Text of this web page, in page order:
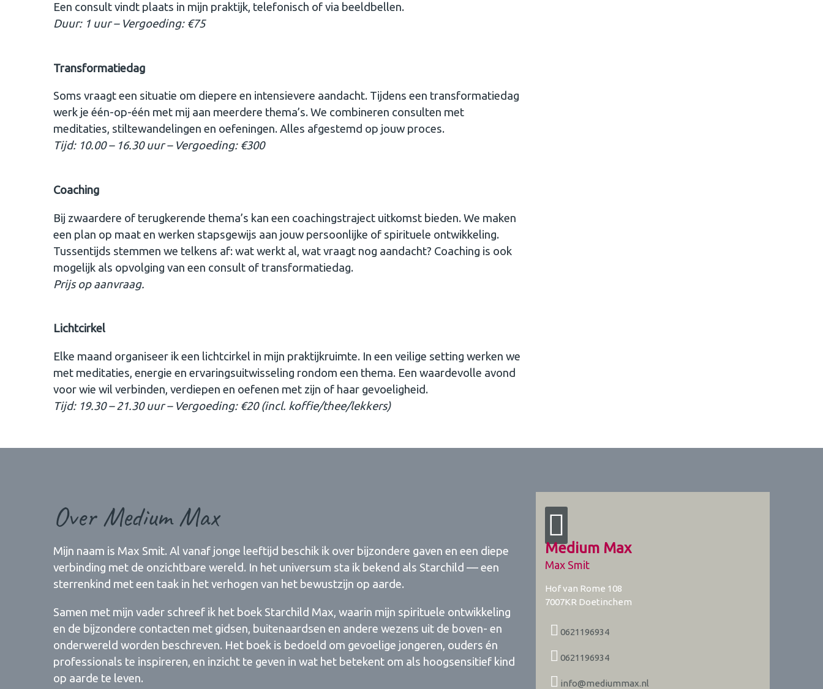
Een consult vindt plaats in mijn praktijk, telefonisch of via beeldbellen.
Duur: 1 uur – Vergoeding: €75
Transformatiedag
Soms vraagt een situatie om diepere en intensievere aandacht. Tijdens een transformatiedag
werk je één-op-één met mij aan meerdere thema’s. We combineren consulten met
meditaties, stiltewandelingen en oefeningen. Alles afgestemd op jouw proces.
Tijd: 10.00 – 16.30 uur – Vergoeding: €300
Coaching
Bij zwaardere of terugkerende thema’s kan een coachingstraject uitkomst bieden. We maken
een plan op maat en werken stapsgewijs aan jouw persoonlijke of spirituele ontwikkeling.
Tussentijds stemmen we telkens af: wat werkt al, wat vraagt nog aandacht? Coaching is ook
mogelijk als opvolging van een consult of transformatiedag.
Prijs op aanvraag.
Lichtcirkel
Elke maand organiseer ik een lichtcirkel in mijn praktijkruimte. In een veilige setting werken we
met meditaties, energie en ervaringsuitwisseling rondom een thema. Een waardevolle avond
voor wie wil verbinden, verdiepen en oefenen met zijn of haar gevoeligheid.
Tijd: 19.30 – 21.30 uur – Vergoeding: €20 (incl. koffie/thee/lekkers)
Over Medium Max
Mijn naam is Max Smit. Al vanaf jonge leeftijd beschik ik over bijzondere gaven en een diepe
verbinding met de onzichtbare wereld. In het universum sta ik bekend als Starchild — een
sterrenkind met een taak in het verhogen van het bewustzijn op aarde.
Samen met mijn vader schreef ik het boek Starchild Max, waarin mijn spirituele ontwikkeling
en de bijzondere contacten met gidsen, buitenaardsen en andere wezens uit de boven- en
onderwereld worden beschreven. Het boek is bedoeld om gevoelige jongeren, ouders én
professionals te inspireren, en inzicht te geven in wat het betekent om als hoogsensitief kind
op aarde te leven.
Medium Max
Max Smit
Hof van Rome 108
7007KR Doetinchem
0621196934
0621196934
info@mediummax.nl